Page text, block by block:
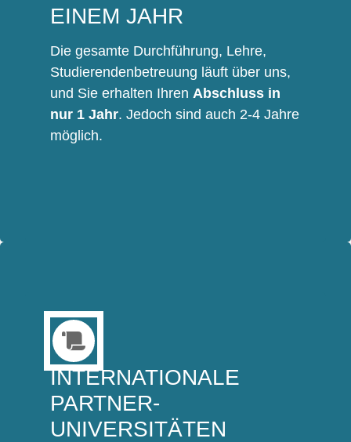
EINEM JAHR
Die gesamte Durchführung, Lehre,
Studierendenbetreuung läuft über uns,
und Sie erhalten Ihren Abschluss in
nur 1 Jahr. Jedoch sind auch 2-4 Jahre
möglich.
INTERNATIONALE
PARTNER-
UNIVERSITÄTEN